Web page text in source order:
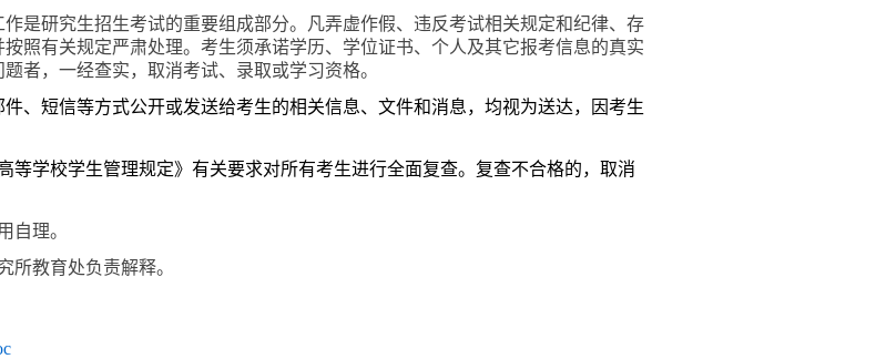
是研究生招生考试的重要组成部分。凡弄虚作假、违反考试相关规定和纪律、存
照有关规定严肃处理。考生须承诺学历、学位证书、个人及其它报考信息的真实
者，一经查实，取消考试、录取或学习资格。
、短信等方式公开或发送给考生的相关信息、文件和消息，均视为送达，因考生
等学校学生管理规定》有关要求对所有考生进行全面复查。复查不合格的，取消
自理。
所教育处负责解释。